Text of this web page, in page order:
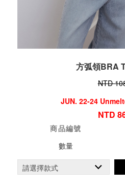
方弧領BRA
NTD
JUN. 22-24
NTD
商品編號
數量